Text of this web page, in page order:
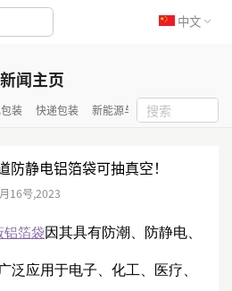
中文
新闻主页
装 快递包装 新能源与化工包装
防静电铝箔袋可抽真空！
16号,2023
铝箔袋因其具有防潮、防静电、
泛应用于电子、化工、医疗、